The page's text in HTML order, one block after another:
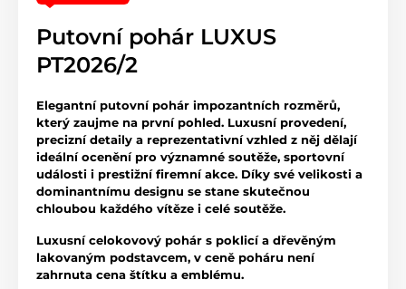
Putovní pohár LUXUS
PT2026/2
Elegantní putovní pohár impozantních rozměrů,
který zaujme na první pohled. Luxusní provedení,
precizní detaily a reprezentativní vzhled z něj dělají
ideální ocenění pro významné soutěže, sportovní
události i prestižní firemní akce. Díky své velikosti a
dominantnímu designu se stane skutečnou
chloubou každého vítěze i celé soutěže.
Luxusní celokovový pohár s poklicí a dřevěným
lakovaným podstavcem, v ceně poháru není
zahrnuta cena štítku a emblému.